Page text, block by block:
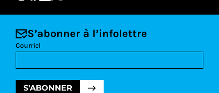
S’abonner à l’infolettre
Courriel
S'ABONNER